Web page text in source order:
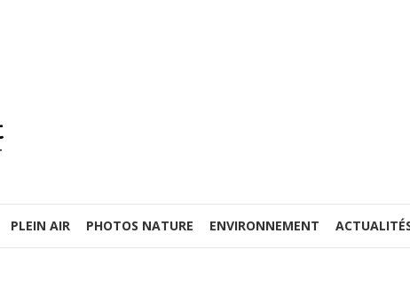
PLEIN AIR PHOTOS NATURE ENVIRONNEMENT